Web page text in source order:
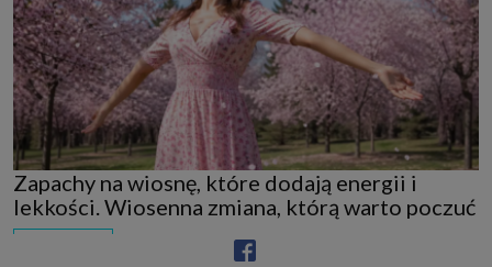
Zapachy na wiosnę, które dodają energii i
lekkości. Wiosenna zmiana, którą warto poczuć